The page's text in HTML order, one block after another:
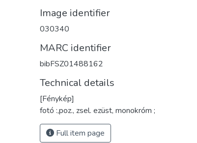
Image identifier
030340
MARC identifier
bibFSZ01488162
Technical details
[Fénykép]
fotó :,poz., zsel. ezüst, monokróm ;
Full item page